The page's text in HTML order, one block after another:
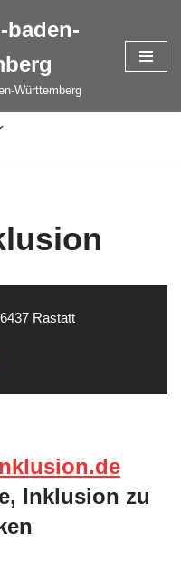
Württemberg
Rastatt
Inklusion zu